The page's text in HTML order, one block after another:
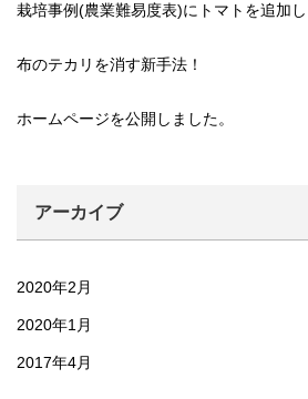
栽培事例(農業難易度表)にトマトを追加し
布のテカリを消す新手法！
ホームページを公開しました。
アーカイブ
2020年2月
2020年1月
2017年4月